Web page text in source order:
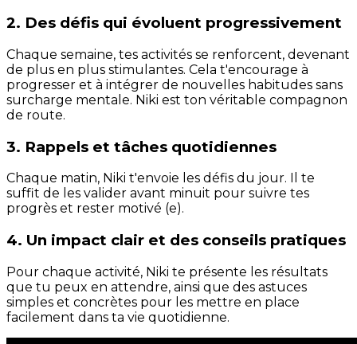
2. Des défis qui évoluent progressivement
Chaque semaine, tes activités se renforcent, devenant
de plus en plus stimulantes. Cela t'encourage à
progresser et à intégrer de nouvelles habitudes sans
surcharge mentale. Niki est ton véritable compagnon
de route.
3. Rappels et tâches quotidiennes
Chaque matin, Niki t'envoie les défis du jour. Il te
suffit de les valider avant minuit pour suivre tes
progrès et rester motivé (e).
4. Un impact clair et des conseils pratiques
Pour chaque activité, Niki te présente les résultats
que tu peux en attendre, ainsi que des astuces
simples et concrètes pour les mettre en place
facilement dans ta vie quotidienne.